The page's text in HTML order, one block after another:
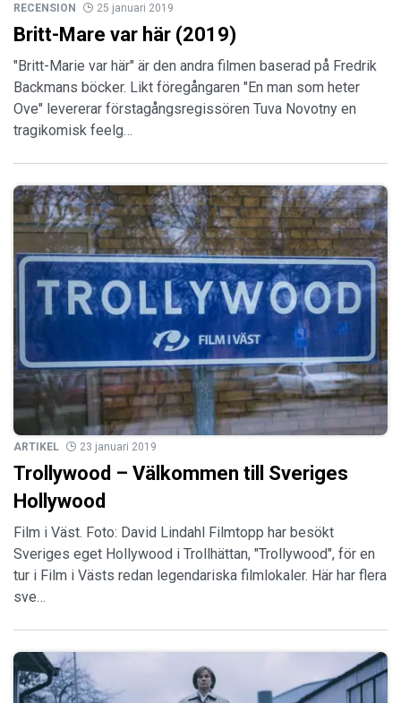
RECENSION 25 januari 2019
Britt-Mare var här (2019)
"Britt-Marie var här" är den andra filmen baserad på Fredrik
Backmans böcker. Likt föregångaren "En man som heter
Ove" levererar förstagångsregissören Tuva Novotny en
tragikomisk feelg…
ARTIKEL 23 januari 2019
Trollywood – Välkommen till Sveriges
Hollywood
Film i Väst. Foto: David Lindahl Filmtopp har besökt
Sveriges eget Hollywood i Trollhättan, "Trollywood", för en
tur i Film i Västs redan legendariska filmlokaler. Här har flera
sve…